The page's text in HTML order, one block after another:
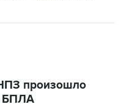
произошло
БПЛА